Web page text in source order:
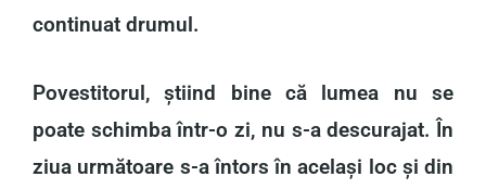
continuat drumul.
Povestitorul, știind bine că lumea nu se
poate schimba într-o zi, nu s-a descurajat. În
ziua următoare s-a întors în același loc și din